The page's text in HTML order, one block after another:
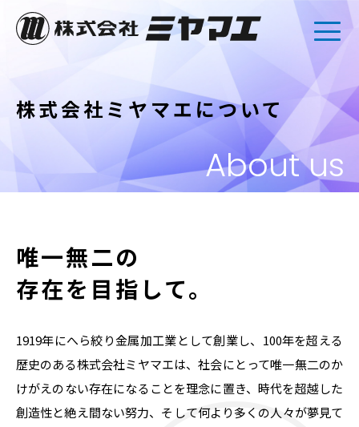
株式会社ミヤマエについて
About us
唯一無二の
存在を目指して。
1919年にへら絞り金属加工業として創業し、100年を超える
歴史のある株式会社ミヤマエは、社会にとって唯一無二のか
けがえのない存在になることを理念に置き、時代を超越した
創造性と絶え間ない努力、そして何より多くの人々が夢見て